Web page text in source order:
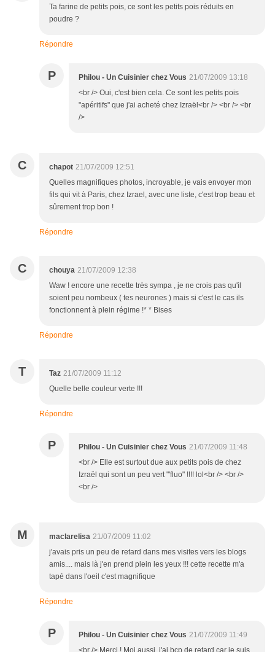
Ta farine de petits pois, ce sont les petits pois réduits en
poudre ?
Répondre
P Philou - Un Cuisinier chez Vous 21/07/2009 13:18
<br /> Oui, c'est bien cela. Ce sont les petits pois
"apéritifs" que j'ai acheté chez Izraël<br /> <br /> <br
/>
C chapot 21/07/2009 12:51
Quelles magnifiques photos, incroyable, je vais envoyer mon
fils qui vit à Paris, chez Izrael, avec une liste, c'est trop beau et
sûrement trop bon !
Répondre
C chouya 21/07/2009 12:38
Waw ! encore une recette très sympa , je ne crois pas qu'il
soient peu nombeux ( tes neurones ) mais si c'est le cas ils
fonctionnent à plein régime !* * Bises
Répondre
T Taz 21/07/2009 11:12
Quelle belle couleur verte !!!
Répondre
P Philou - Un Cuisinier chez Vous 21/07/2009 11:48
<br /> Elle est surtout due aux petits pois de chez
Izraël qui sont un peu vert "'fluo" !!!! lol<br /> <br />
<br />
M maclarelisa 21/07/2009 11:02
j'avais pris un peu de retard dans mes visites vers les blogs
amis.... mais là j'en prend plein les yeux !!! cette recette m'a
tapé dans l'oeil c'est magnifique
Répondre
P Philou - Un Cuisinier chez Vous 21/07/2009 11:49
<br /> Merci ! Moi aussi, j'ai bcp de retard car je suis